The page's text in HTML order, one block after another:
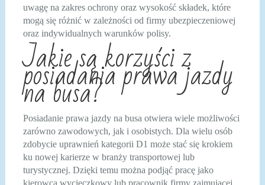
uwagę na zakres ochrony oraz wysokość składek, które
mogą się różnić w zależności od firmy ubezpieczeniowej
oraz indywidualnych warunków polisy.
Jakie są korzyści z
posiadania prawa jazdy
na busa?
Posiadanie prawa jazdy na busa otwiera wiele możliwości
zarówno zawodowych, jak i osobistych. Dla wielu osób
zdobycie uprawnień kategorii D1 może stać się krokiem
ku nowej karierze w branży transportowej lub
turystycznej. Dzięki temu można podjąć pracę jako
kierowca wycieczkowy lub pracownik firmy zajmującej